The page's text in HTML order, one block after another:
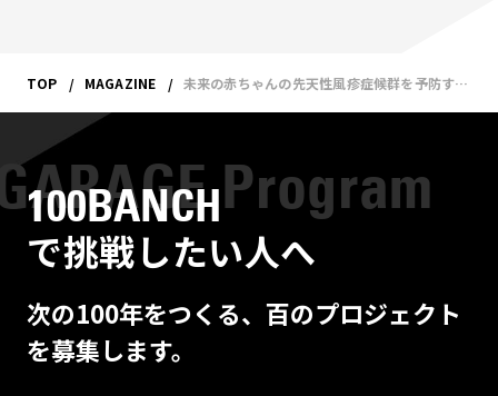
TOP MAGAZINE 未来の赤ちゃんの先天性風疹症候群を予防する人は、オフィスで働くあなただ！
100BANCH
で挑戦したい人へ
次の100年をつくる、百のプロジェクト
を募集します。